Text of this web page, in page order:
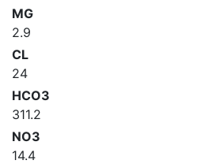
MG
2.9
CL
24
HCO3
311.2
NO3
14.4